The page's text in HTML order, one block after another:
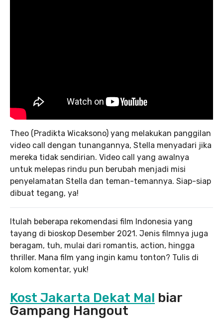
Theo (Pradikta Wicaksono) yang melakukan panggilan
video call dengan tunangannya, Stella menyadari jika
mereka tidak sendirian. Video call yang awalnya
untuk melepas rindu pun berubah menjadi misi
penyelamatan Stella dan teman-temannya. Siap-siap
dibuat tegang, ya!
Itulah beberapa rekomendasi film Indonesia yang
tayang di bioskop Desember 2021. Jenis filmnya juga
beragam, tuh, mulai dari romantis, action, hingga
thriller. Mana film yang ingin kamu tonton? Tulis di
kolom komentar, yuk!
Kost Jakarta Dekat Mal biar
Gampang Hangout